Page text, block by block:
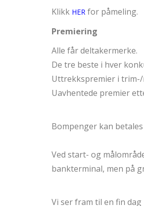
Klikk HER for påmeling.
Premiering
Alle får deltakermerke.
De tre beste i hver
Uttrekkspremier i trim-/
Uavhentede premier
Bompenger kan
Ved start- og
bankterminal, men på
Vi ser fram til en fin